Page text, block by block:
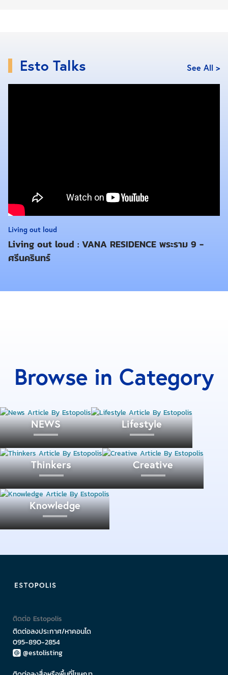
อย่างไรบ้าง สิ่งที่สองคือ เงินเก็บ ที่เราจะต้องวางแผนและ
ย่อยนี้เราจะมาพูดถึงอุปสรรคในใจเราที่ทำให้เราไม่
สามารถดำเนินตามแผนจนสำเร็จเป้าหมายของเราได้
จากการศึกษาพบว่าอุปสรรคในใจหลักๆ ที่คอยขัดขวาง
เราไม่ให้สำเร็จเป้าหมายได้คือ การผัดวันประกันพรุ่ง
สภาพแวดล้อมที่ดีที่สุด หรือคิดดูแล้วว่ามันจะยังออกมาไม่
ดีที่สุด พวกเขาจะไม่แม้แต่จะลงมือทำเลย กลายเป็นการ
วิธีแก้การผัดวันประกันพรุ่งของคนบุคลิกภาพเช่นนี้ คือ
การเปลี่ยนความคิดตัวเองเพียงเล็กน้อย ว่าหากจะทำงาน
ชิ้นนี้ อาจจะไม่ต้องใช้คำว่า ต้องอย่างนั้น ต้องอย่างนี้ จึง
จะทำ แต่เปลี่ยนเป็น มันสามารถเป็นอย่างนั้นอย่างนี้ มี
เท่านี้ จึงจะสามรถเริ่มทำได้ และยังมีบุคลิกอื่นๆ ที่มีนิสัยนี้
และวิธีแก้ปัญหา ตามลิงค์นี้
Podcastที่อยากให้ชาว Esto สละเวลาสักเล็กน้อยเพื่อ
ลองฟังกันดู รับรองว่าเราจะผัดดวันประกันพรุ่งน้อยลง
บ้างในชีวิต แม้ว่าบางครั้งอาจจะมีปุปสรรคอื่นอีกที่ทำให้
เราได้รู้ว่าเรากำลังทำอะไรอยู่ และทำไปเพื่ออะไร ย่อมดี
กว่าการทำอย่างไร้จุดหมายไปวันๆ แน่นอน
และในซีรีส์ Happy Worker ได้สิ้นสุดเรื่องการกำหนดเป้า
Esto Talks See All >
Living out loud
Living out loud : VANA RESIDENCE พระราม 9 -
ศรีนครินทร์
Browse in Category
NEWS Lifestyle
Thinkers Creative
Knowledge
ติดต่อ Estopolis
ติดต่อลงประกาศ/หาคอนโด
095-890-2854
@estolisting